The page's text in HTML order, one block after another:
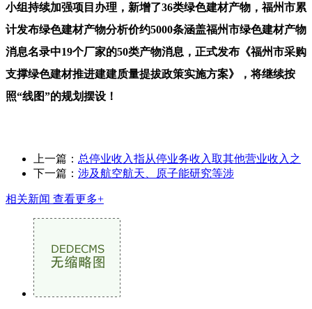
小组持续加强项目办理，新增了36类绿色建材产物，福州市累
计发布绿色建材产物分析价约5000条涵盖福州市绿色建材产物
消息名录中19个厂家的50类产物消息，正式发布《福州市采购
支撑绿色建材推进建建质量提拔政策实施方案》，将继续按
照“线图”的规划摆设！
上一篇： 总停业收入指从停业务收入取其他营业收入之
下一篇： 涉及航空航天、原子能研究等涉
相关新闻 查看更多+